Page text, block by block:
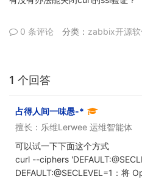
0 条评论 分类： zabbix开源
1 个回答
占得人间一味愚-*
擅长：乐维Lerwee 运维智能体
可以试一下下面这个方式
curl --ciphers
DEFAULT:@SECLEVEL=1：将